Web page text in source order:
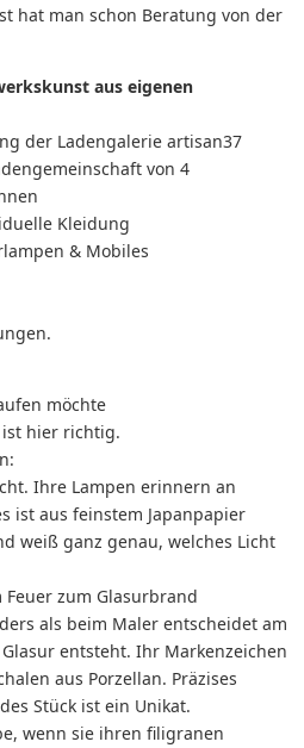
hat man schon Beratung von der
aus eigenen
der Ladengalerie artisan37
von 4
Kleidung
& Mobiles
möchte
ist hier richtig.
Ihre Lampen erinnern an
ist aus feinstem Japanpapier
weiß ganz genau, welches Licht
Feuer zum Glasurbrand
als beim Maler entscheidet am
entsteht. Ihr Markenzeichen
aus Porzellan. Präzises
Stück ist ein Unikat.
wenn sie ihren filigranen